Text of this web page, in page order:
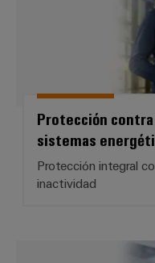
Protección
sistemas
Protección integral
inactividad